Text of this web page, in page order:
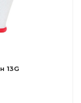
13G